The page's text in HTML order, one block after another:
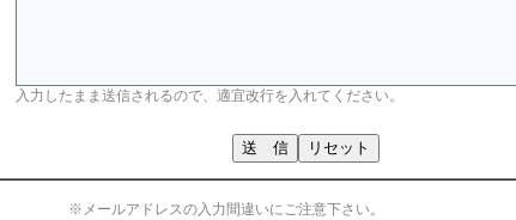
入力したまま送信されるので、適宜改行を入れてください。
※メールアドレスの入力間違いにご注意下さい。